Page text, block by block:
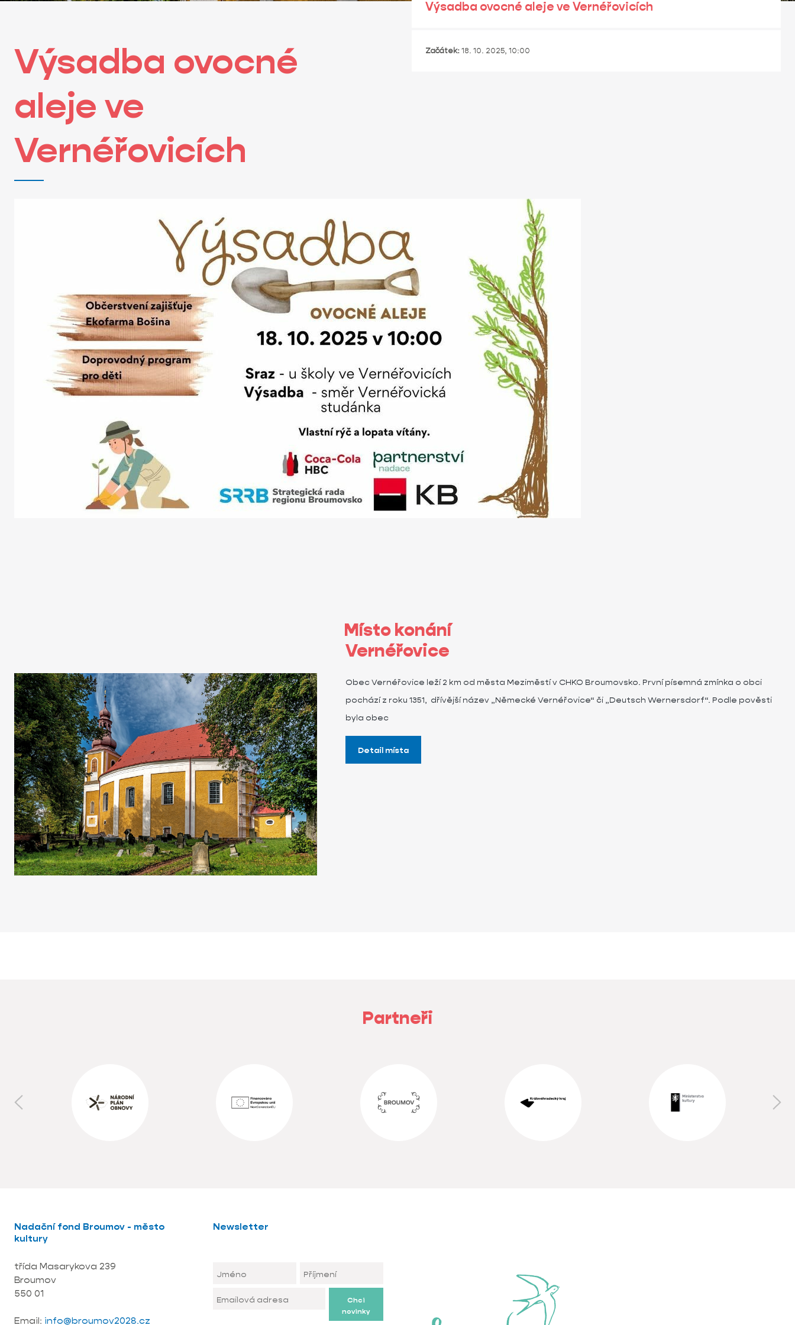
Výsadba ovocné aleje ve Vernéřovicích
Začátek:18. 10. 2025, 10:00
Výsadba ovocné
aleje ve
Vernéřovicích
Místo konání
Vernéřovice
Obec Vernéřovice leží 2 km od města Meziměstí v CHKO Broumovsko. První písemná zmínka o obci
pochází z roku 1351, dřívější název „Německé Vernéřovice“ či „Deutsch Wernersdorf“. Podle pověsti
byla obec
Detail místa
Partneři
Nadační fond Broumov - město
kultury
třída Masarykova 239
Broumov
550 01
Email: info@broumov2028.cz
Newsletter
Chci
novinky